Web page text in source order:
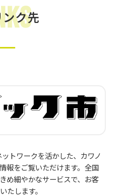
ク先
トワークを活かした、カワノ
報をご覧いただけます。全国
め細やかなサービスで、お客
たします。